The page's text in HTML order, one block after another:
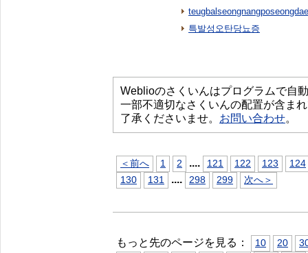
특발성오탄당뇨증
Weblioのさくいんはプログラムで自
一部不適切なさくいんの配置が含ま
了承くださいませ。 お問い合わせ。
＜前へ 1 2 .... 121 122 123
124
130
131 .... 298 299 次へ＞
もっと先のページを見る： 10 20